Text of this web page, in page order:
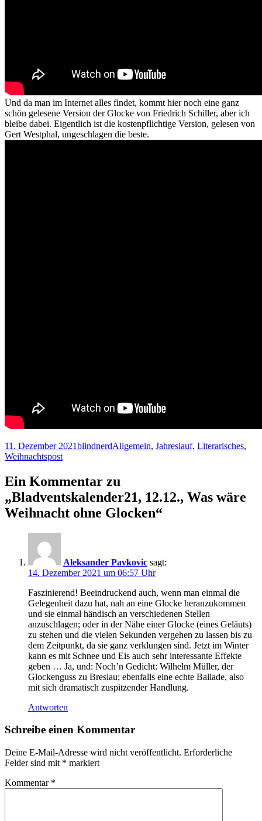
Und da man im Internet alles findet, kommt hier noch eine ganz
schön gelesene Version der Glocke von Friedrich Schiller, aber ich
bleibe dabei. Eigentlich ist die kostenpflichtige Version, gelesen von
Gert Westphal, ungeschlagen die beste.
Veröffentlicht
am
11. Dezember 2021Autor
blindnerdKategorien
Allgemein, Jahreslauf, Literarisches,
Weihnachtspost
Ein Kommentar zu
„Bladventskalender21, 12.12., Was wäre
Weihnacht ohne Glocken“
Aleksander Pavkovic sagt:
14. Dezember 2021 um 06:57 Uhr
Faszinierend! Beeindruckend auch, wenn man einmal die
Gelegenheit dazu hat, nah an eine Glocke heranzukommen
und sie einmal händisch an verschiedenen Stellen
anzuschlagen; oder in der Nähe einer Glocke (eines Geläuts)
zu stehen und die vielen Sekunden vergehen zu lassen bis zu
dem Zeitpunkt, da sie ganz verklungen sind. Jetzt im Winter
kann es mit Schnee und Eis auch sehr interessante Effekte
geben … Ja, und: Noch’n Gedicht: Wilhelm Müller, der
Glockenguss zu Breslau; ebenfalls eine echte Ballade, also
mit sich dramatisch zuspitzender Handlung.
Antworten
Schreibe einen Kommentar
Deine E-Mail-Adresse wird nicht veröffentlicht. Erforderliche
Felder sind mit * markiert
Kommentar *